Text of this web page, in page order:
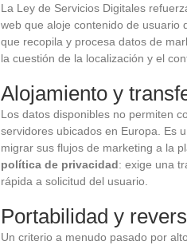
La Ley de Servicios Digitales
web que aloje contenido de usuario
que recopila y procesa datos de
la cuestión de la localización y el
Alojamiento y
Los datos disponibles no permiten
servidores ubicados en Europa. Es
migrar sus flujos de marketing a la
política de privacidad: exige una
rápida a solicitud del usuario.
Portabilidad y
Un criterio a menudo pasado por